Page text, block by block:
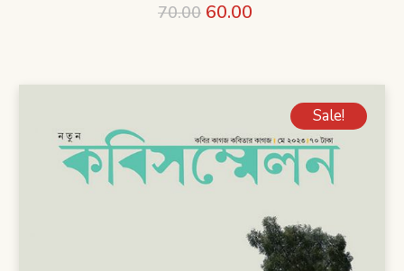
70.00 60.00
Sale!